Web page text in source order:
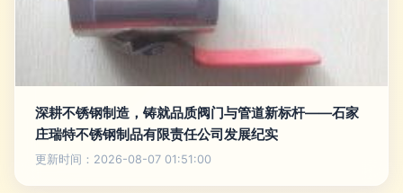
深耕不锈钢制造，铸就品质阀门与管道新标杆——石家
庄瑞特不锈钢制品有限责任公司发展纪实
更新时间：2026-08-07 01:51:00